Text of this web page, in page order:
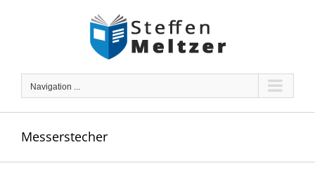
Navigation ...
Messerstecher